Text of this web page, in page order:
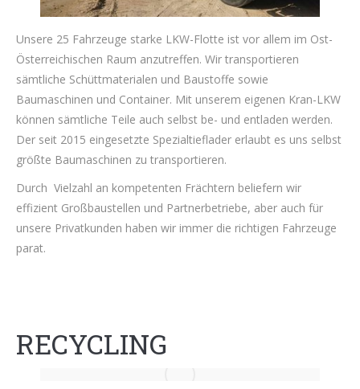
Unsere 25 Fahrzeuge starke LKW-Flotte ist vor allem im Ost-
Österreichischen Raum anzutreffen. Wir transportieren
sämtliche Schüttmaterialen und Baustoffe sowie
Baumaschinen und Container. Mit unserem eigenen Kran-LKW
können sämtliche Teile auch selbst be- und entladen werden.
Der seit 2015 eingesetzte Spezialtieflader erlaubt es uns selbst
größte Baumaschinen zu transportieren.
Durch Vielzahl an kompetenten Frächtern beliefern wir
effizient Großbaustellen und Partnerbetriebe, aber auch für
unsere Privatkunden haben wir immer die richtigen Fahrzeuge
parat.
RECYCLING